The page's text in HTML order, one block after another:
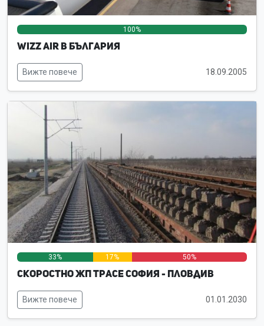
100%
Wizz Air в България
Вижте повече 18.09.2005
33% 17% 50%
Скоростно жп трасе София - Пловдив
Вижте повече 01.01.2030